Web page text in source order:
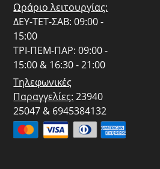
Ωράριο λειτουργίας:
ΔΕΥ-ΤΕΤ-ΣΑΒ: 09:00 -
15:00
ΤΡΙ-ΠΕΜ-ΠΑΡ: 09:00 -
15:00 & 16:30 - 21:00
Τηλεφωνικές
Παραγγελίες: 23940
25047 & 6945384132